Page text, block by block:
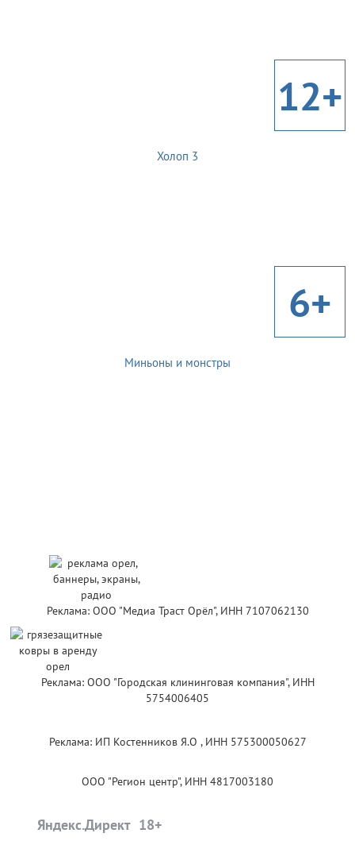
12+
Холоп 3
6+
Миньоны и монстры
Реклама: ООО "Медиа Траст Орёл", ИНН 7107062130
Реклама: ООО "Городская клининговая компания", ИНН
5754006405
Реклама: ИП Костенников Я.О , ИНН 575300050627
ООО "Регион центр", ИНН 4817003180
Яндекс.Директ